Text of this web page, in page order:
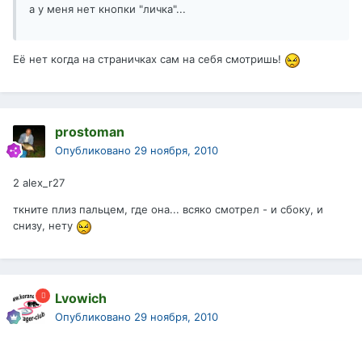
а у меня нет кнопки "личка"...
Её нет когда на страничках сам на себя смотришь!
prostoman
Опубликовано 29 ноября, 2010
2 alex_r27
ткните плиз пальцем, где она... всяко смотрел - и сбоку, и
снизу, нету
Lvowich
Опубликовано 29 ноября, 2010